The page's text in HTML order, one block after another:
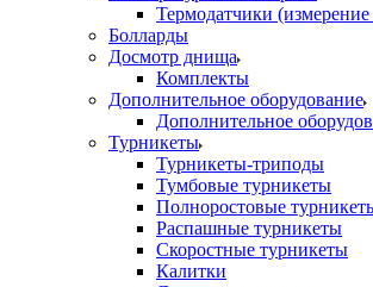
Термодатчики
Болларды
Досмотр днища
Комплекты
Дополнительное оборудование
Дополнительное
Турникеты
Турникеты-триподы
Тумбовые турникеты
Полноростовые
Распашные турникеты
Скоростные турникеты
Калитки